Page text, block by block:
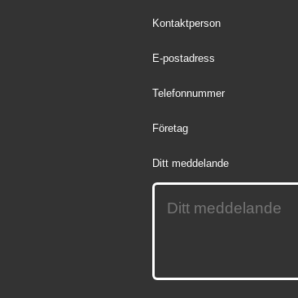
Kontaktperson
E-postadress
Telefonnummer
Företag
Ditt meddelande